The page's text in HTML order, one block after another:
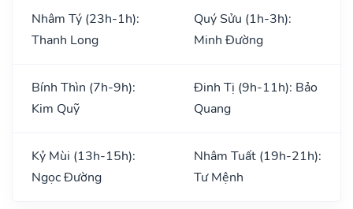
Nhâm Tý (23h-1h):
Thanh Long
Quý Sửu (1h-3h):
Minh Đường
Bính Thìn (7h-9h):
Kim Quỹ
Đinh Tị (9h-11h): Bảo
Quang
Kỷ Mùi (13h-15h):
Ngọc Đường
Nhâm Tuất (19h-21h):
Tư Mệnh